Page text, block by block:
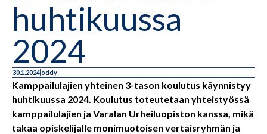
huhtikuussa
2024
30.1.2024oddy
Kamppailulajien yhteinen 3-tason koulutus käynnistyy
huhtikuussa 2024. Koulutus toteutetaan yhteistyössä
kamppailulajien ja Varalan Urheiluopiston kanssa, mikä
takaa opiskelijalle monimuotoisen vertaisryhmän ja